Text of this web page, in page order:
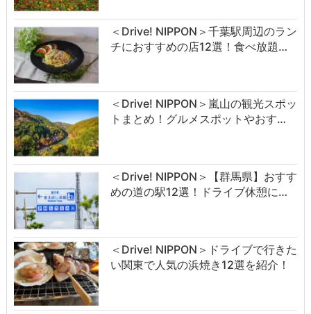
＜Drive! NIPPON＞千葉駅周辺のラン
チにおすすめの店12選！食べ放題…
＜Drive! NIPPON＞嵐山の観光スポッ
トまとめ！グルメスポットやおす…
＜Drive! NIPPON＞【群馬県】おすす
めの道の駅12選！ドライブ休憩に…
＜Drive! NIPPON＞ドライブで行きた
い関東で人気の浜焼き12選を紹介！